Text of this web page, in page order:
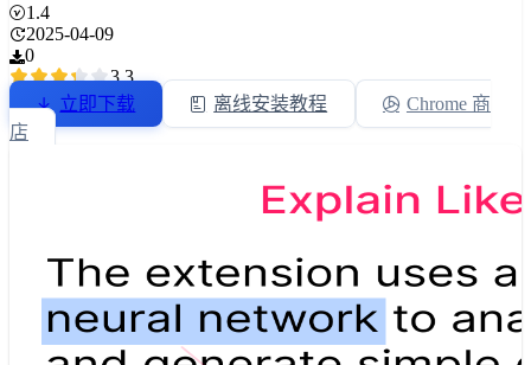
1.4
2025-04-09
0
3.3
立即下载
离线安装教程
Chrome 商
店